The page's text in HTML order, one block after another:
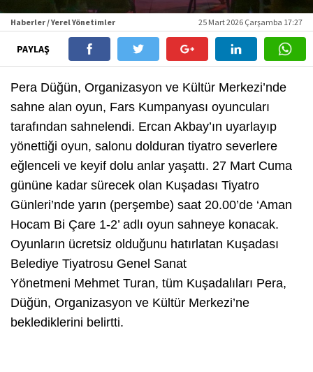
Haberler / Yerel Yönetimler 25 Mart 2026 Çarşamba 17:27
PAYLAŞ
Pera Düğün, Organizasyon ve Kültür Merkezi’nde
sahne alan oyun, Fars Kumpanyası oyuncuları
tarafından sahnelendi. Ercan Akbay’ın uyarlayıp
yönettiği oyun, salonu dolduran tiyatro severlere
eğlenceli ve keyif dolu anlar yaşattı. 27 Mart Cuma
gününe kadar sürecek olan Kuşadası Tiyatro
Günleri’nde yarın (perşembe) saat 20.00’de ‘Aman
Hocam Bi Çare 1-2’ adlı oyun sahneye konacak.
Oyunların ücretsiz olduğunu hatırlatan Kuşadası
Belediye Tiyatrosu Genel Sanat
Yönetmeni Mehmet Turan, tüm Kuşadalıları Pera,
Düğün, Organizasyon ve Kültür Merkezi’ne
beklediklerini belirtti.